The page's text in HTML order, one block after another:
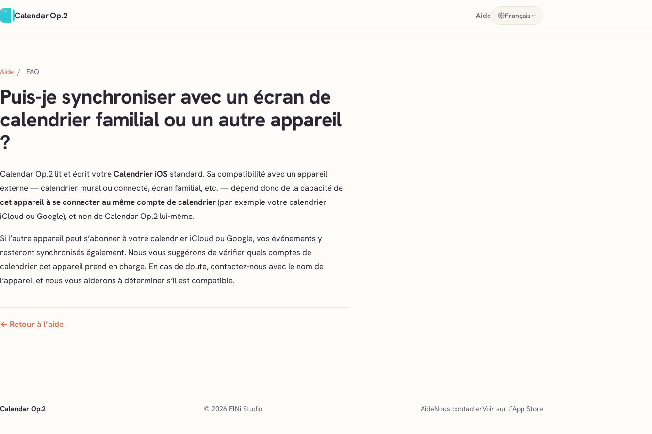
Calendar Op.2 Aide Français
Aide / FAQ
Puis-je synchroniser avec un écran de
calendrier familial ou un autre appareil
?
Calendar Op.2 lit et écrit votreCalendrier iOS standard. Sa compatibilité avec un appareil
externe — calendrier mural ou connecté, écran familial, etc. — dépend donc de la capacité de
cet appareil à se connecter au même compte de calendrier(par exemple votre calendrier
iCloud ou Google), et non de Calendar Op.2 lui-même.
Si l’autre appareil peut s’abonner à votre calendrier iCloud ou Google, vos événements y
resteront synchronisés également. Nous vous suggérons de vérifier quels comptes de
calendrier cet appareil prend en charge. En cas de doute, contactez-nous avec le nom de
l’appareil et nous vous aiderons à déterminer s’il est compatible.
← Retour à l’aide
Calendar Op.2 © 2026 ElNi Studio AideNous contacterVoir sur l’App Store